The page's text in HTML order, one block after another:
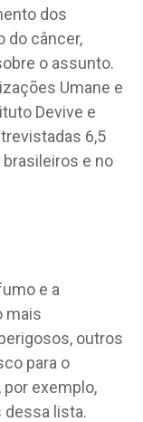
dos
do câncer,
o assunto.
Umane e
Devive e
6,5
e no
e a
mais
outros
para o
exemplo,
dessa lista.